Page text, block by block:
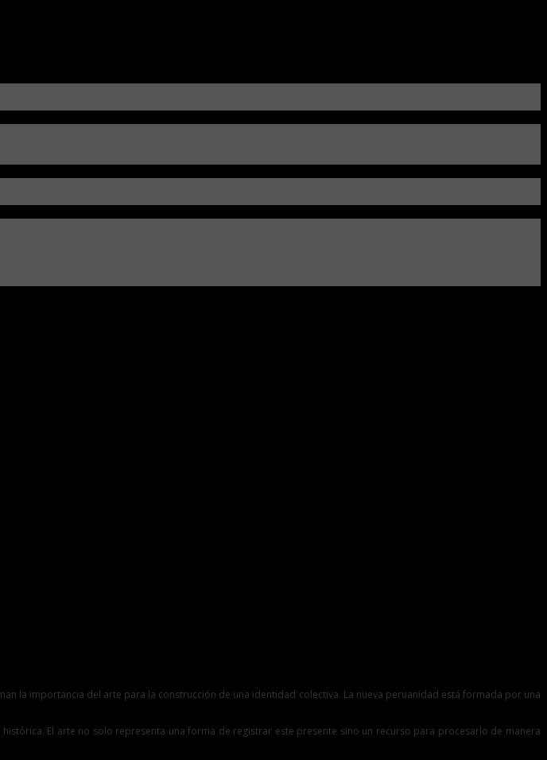
la importancia del arte para la construcción de una identidad colectiva. La nueva peruanidad está formada por una
El arte no solo representa una forma de registrar este presente sino un recurso para procesarlo de manera